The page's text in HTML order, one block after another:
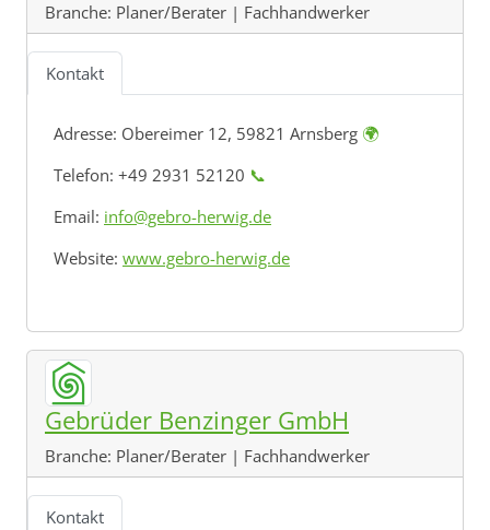
Branche: Planer/Berater | Fachhandwerker
Kontakt
Adresse: Obereimer 12, 59821 Arnsberg 🌍
Telefon: +49 2931 52120 📞
Email: info@gebro-herwig.de
Website: www.gebro-herwig.de
Gebrüder Benzinger GmbH
Branche: Planer/Berater | Fachhandwerker
Kontakt